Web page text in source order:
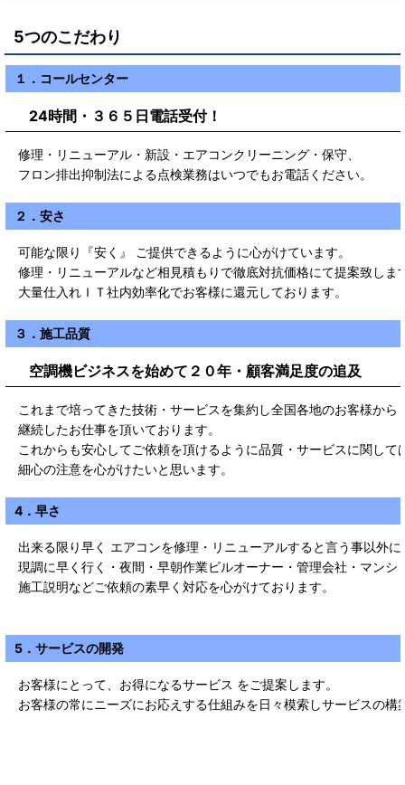
5つのこだわり
１．コールセンター
24時間・３６５日電話受付！
修理・リニューアル・新設・エアコンクリーニング・保守、
フロン排出抑制法による点検業務はいつでもお電話ください。
２．安さ
可能な限り『安く』 ご提供できるように心がけています。
修理・リニューアルなど相見積もりで徹底対抗価格にて提案致しま
大量仕入れＩＴ社内効率化でお客様に還元しております。
３．施工品質
空調機ビジネスを始めて２０年・顧客満足度の追及
これまで培ってきた技術・サービスを集約し全国各地のお客様から
継続したお仕事を頂いております。
これからも安心してご依頼を頂けるように品質・サービスに関して
細心の注意を心がけたいと思います。
4．早さ
出来る限り早く エアコンを修理・リニューアルすると言う事以外に
現調に早く行く・夜間・早朝作業ビルオーナー・管理会社・マンシ
施工説明などご依頼の素早く対応を心がけております。
5．サービスの開発
お客様にとって、お得になるサービス をご提案します。
お客様の常にニーズにお応えする仕組みを日々模索しサービスの構